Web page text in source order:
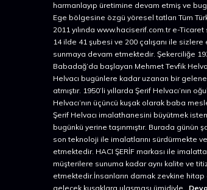
harmanlayıp üretimine devam etmiş ve
Ege bölgesine özgü yöresel tatları Tüm
2011 yılında www.haciserif.com.tr e-
14 ilde 41 şubesi ve 200 çalışanı ile sizlere
sunmaya devam etmektedir. Şekerciliğe
Babadağ’da başlayan Mehmet Tevfik
Helvacı bugünlere kadar uzanan bir
atmıştır. 1950’li yıllarda Şerif Helvacı’nın
Helvacı’nın üçüncü kuşak olarak baba
Şerif Helvacı imalathanesini büyütmek
bugünkü yerine taşınmıştır. Burada günün
son teknoloji ile imalatlarını sürdürmekte
etmektedir. HACI ŞERİF markası ile
müşterilere sunuma kadar aynı kalite ve
etmektedir.İnsanların damak zevkine
gelecek kuşaklara ulaşması ümidiyle...